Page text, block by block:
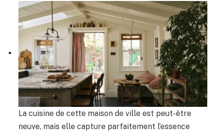
La cuisine de cette maison de ville est peut-être
neuve, mais elle capture parfaitement l’essence